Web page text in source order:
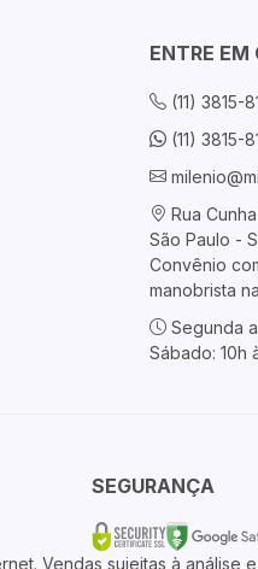
ENTRE
(11) 3815-
(11) 3815-
Rua
São Paulo -
Convênio
manobrista
Segunda
Sábado: 10h
SEGURANÇA
Vendas sujeitas à análise